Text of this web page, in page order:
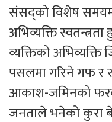
संसद्को विशेष
अभिव्यक्ति
व्यक्तिको अभिव्यक्ति
पसलमा गरिने गफ र
आकाश-जमिनको
जनताले भनेको कुरा